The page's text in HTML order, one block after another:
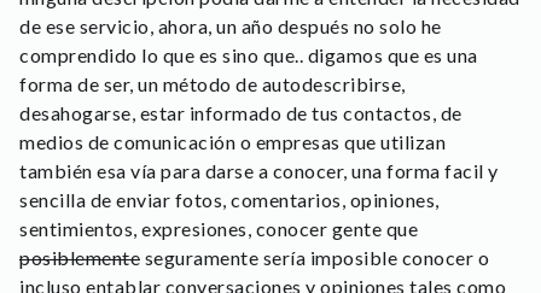
de ese servicio, ahora, un año después no solo he
comprendido lo que es sino que.. digamos que es una
forma de ser, un método de autodescribirse,
desahogarse, estar informado de tus contactos, de
medios de comunicación o empresas que utilizan
también esa vía para darse a conocer, una forma facil y
sencilla de enviar fotos, comentarios, opiniones,
sentimientos, expresiones, conocer gente que
posiblemente seguramente sería imposible conocer o
incluso entablar conversaciones y opiniones tales como